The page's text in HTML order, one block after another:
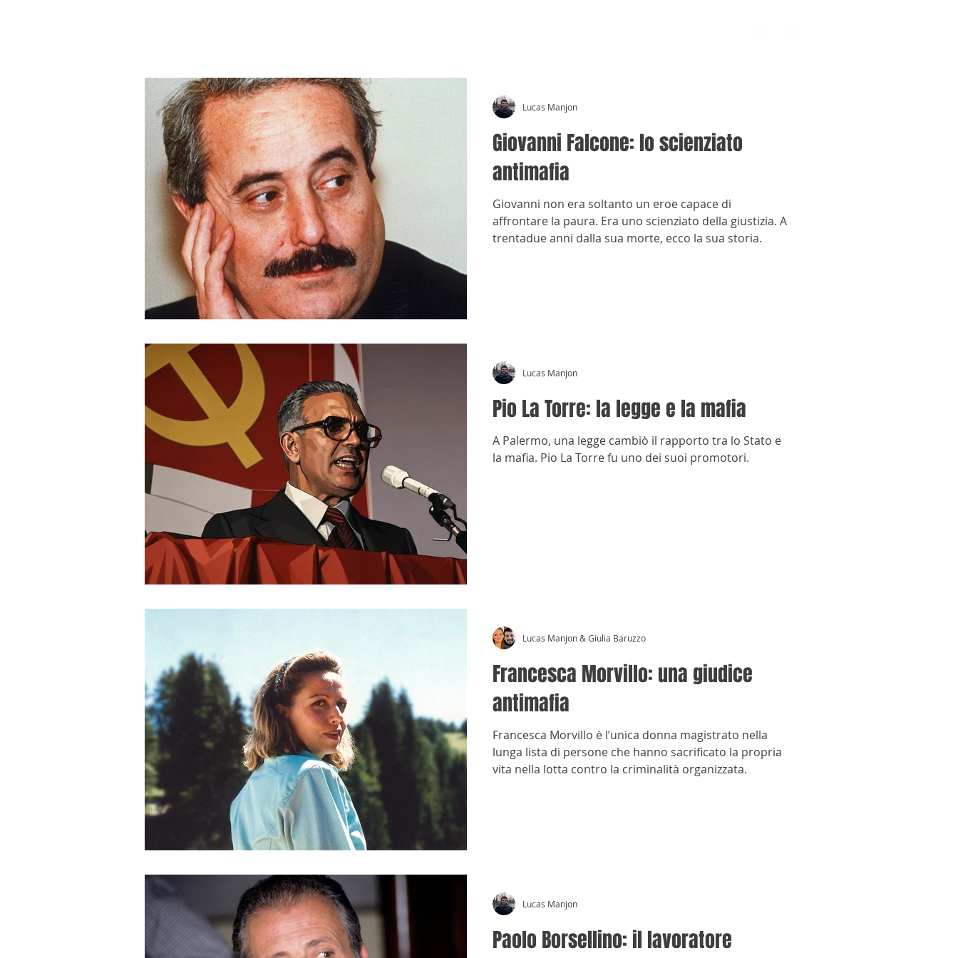
Giovanni Falcone: lo scienziato
antimafia
Giovanni non era soltanto un eroe capace di
affrontare la paura. Era uno scienziato della giustizia. A
trentadue anni dalla sua morte, ecco la sua storia.
Lucas Manjon
Pio La Torre: la legge e la mafia
A Palermo, una legge cambiò il rapporto tra lo Stato e
la mafia. Pio La Torre fu uno dei suoi promotori.
Lucas Manjon
Francesca Morvillo: una giudice
antimafia
Francesca Morvillo è l’unica donna magistrato nella
lunga lista di persone che hanno sacrificato la propria
vita nella lotta contro la criminalità organizzata.
Lucas Manjon & Giulia Baruzzo
Paolo Borsellino: il lavoratore
Lucas Manjon